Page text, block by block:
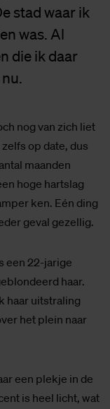
stad waar ik
was. Al
die ik daar
nog van zich liet
op date, dus
maanden
hoge hartslag
ken. Eén ding
geval gezellig.
een 22-jarige
haar.
haar uitstraling
het plein naar
een plekje in de
is heel licht, wat